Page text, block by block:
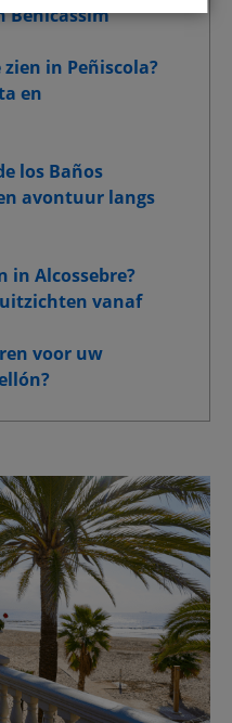
Benicassim
zien in Peñiscola?
en
los Baños
avontuur langs
in Alcossebre?
vanaf
voor uw